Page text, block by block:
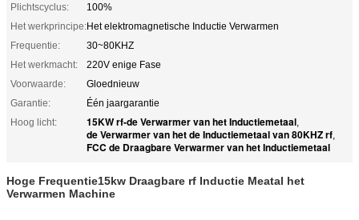
Plichtscyclus:
100%
Het werkprincipe:Het elektromagnetische Inductie Verwarmen
Frequentie:
30~80KHZ
Het werkmacht:
220V enige Fase
Voorwaarde:
Gloednieuw
Garantie:
Één jaargarantie
Hoog licht:
15KW rf-de Verwarmer van het Inductiemetaal,
de Verwarmer van het de Inductiemetaal van 80KHZ rf,
FCC de Draagbare Verwarmer van het Inductiemetaal
Hoge Frequentie15kw Draagbare rf Inductie Meatal het
Verwarmen Machine